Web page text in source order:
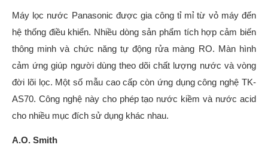
Máy lọc nước Panasonic được gia công tỉ mỉ từ vỏ máy đến
hệ thống điều khiển. Nhiều dòng sản phẩm tích hợp cảm biến
thông minh và chức năng tự động rửa màng RO. Màn hình
cảm ứng giúp người dùng theo dõi chất lượng nước và vòng
đời lõi lọc. Một số mẫu cao cấp còn ứng dụng công nghệ TK-
AS70. Công nghệ này cho phép tạo nước kiềm và nước acid
cho nhiều mục đích sử dụng khác nhau.
A.O. Smith